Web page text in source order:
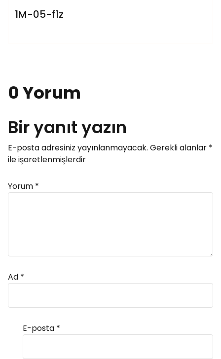
1M-05-f1z
0 Yorum
Bir yanıt yazın
E-posta adresiniz yayınlanmayacak. Gerekli alanlar *
ile işaretlenmişlerdir
Yorum *
Ad *
E-posta *
Alternative: